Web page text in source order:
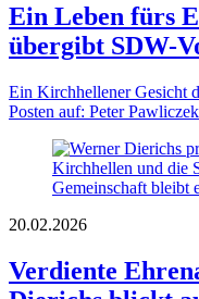
Ein Leben fürs
übergibt SDW-
Ein Kirchhellener Gesicht
Posten auf: Peter
20.02.2026
Verdiente